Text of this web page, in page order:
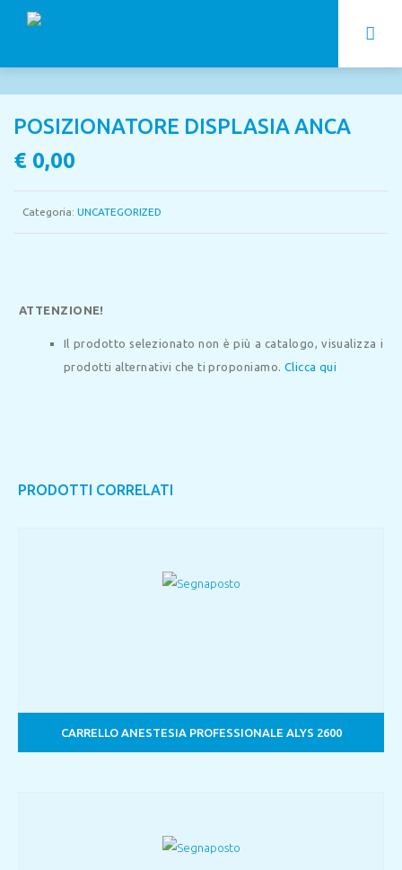
POSIZIONATORE DISPLASIA ANCA
€ 0,00
Categoria: UNCATEGORIZED
ATTENZIONE!
Il prodotto selezionato non è più a catalogo, visualizza i
prodotti alternativi che ti proponiamo. Clicca qui
PRODOTTI CORRELATI
CARRELLO ANESTESIA PROFESSIONALE ALYS 2600